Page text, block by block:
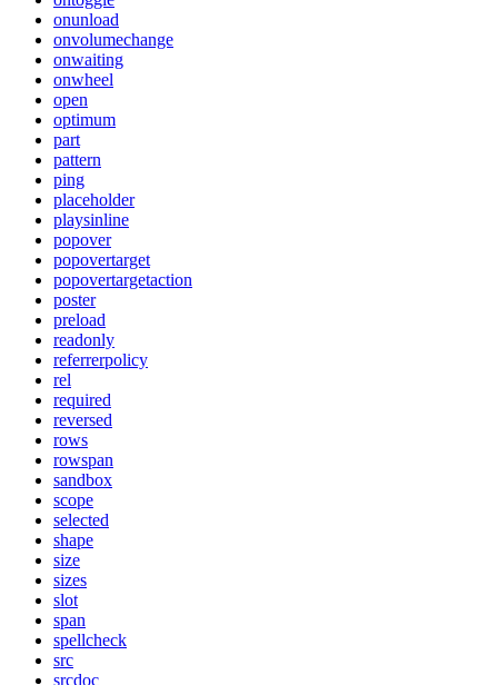
onunload
onvolumechange
onwaiting
onwheel
open
optimum
part
pattern
ping
placeholder
playsinline
popover
popovertarget
popovertargetaction
poster
preload
readonly
referrerpolicy
rel
required
reversed
rows
rowspan
sandbox
scope
selected
shape
size
sizes
slot
span
spellcheck
src
srcdoc